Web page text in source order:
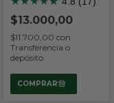
$13.000,00
$11.700,00 con
Transferencia o
depósito